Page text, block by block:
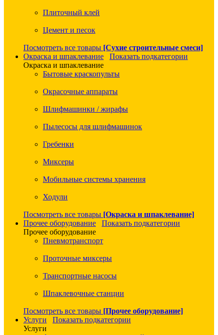
Плиточный клей
Цемент и песок
Посмотреть все товары [Сухие строительные смеси]
Окраска и шпаклевание
Показать подкатегории
Окраска и шпаклевание
Бытовые краскопульты
Окрасочные аппараты
Шлифмашинки / жирафы
Пылесосы для шлифмашинок
Гребенки
Миксеры
Мобильные системы хранения
Ходули
Посмотреть все товары [Окраска и шпаклевание]
Прочее оборудование
Показать подкатегории
Прочее оборудование
Пневмотранспорт
Проточные миксеры
Транспортные насосы
Шпаклевочные станции
Посмотреть все товары [Прочее оборудование]
Услуги
Показать подкатегории
Услуги